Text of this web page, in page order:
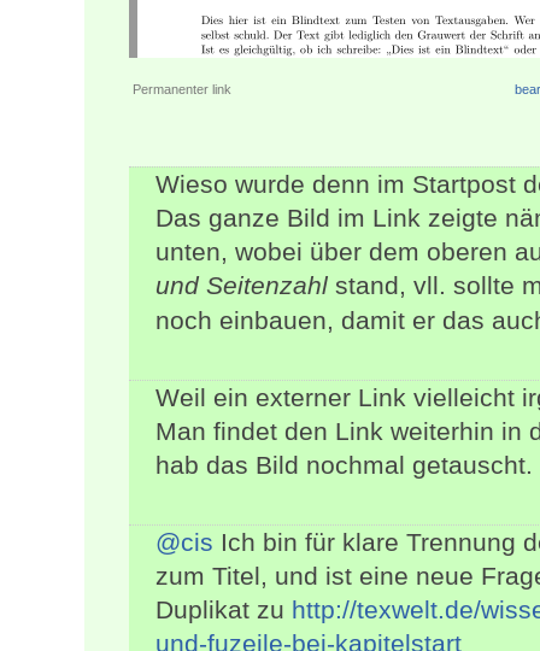
Permanenter link
Wieso wurde denn im Startpost
Das ganze Bild im Link zeigte
unten, wobei über dem oberen
und Seitenzahl stand, vll. sollte
noch einbauen, damit er das
Weil ein externer Link vielleicht
Man findet den Link weiterhin in
hab das Bild nochmal getauscht.
@cis Ich bin für klare Trennung
zum Titel, und ist eine neue
Duplikat zu http://texwelt.de/
und-fuzeile-bei-kapitelstart